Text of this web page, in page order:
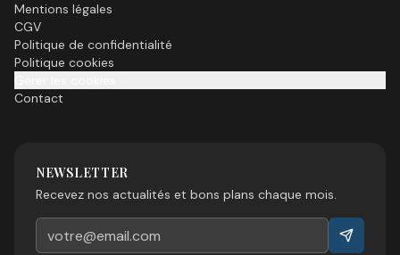
Mentions légales
CGV
Politique de confidentialité
Politique cookies
Contact
NEWSLETTER
Recevez nos actualités et bons plans chaque mois.